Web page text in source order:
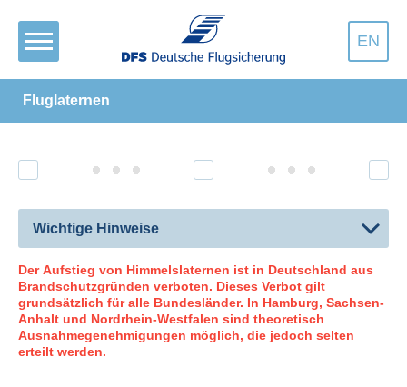
EN
Fluglaternen
Wichtige Hinweise
Der Aufstieg von Himmelslaternen ist in Deutschland aus
Brandschutzgründen verboten. Dieses Verbot gilt
grundsätzlich für alle Bundesländer. In Hamburg, Sachsen-
Anhalt und Nordrhein-Westfalen sind theoretisch
Ausnahmegenehmigungen möglich, die jedoch selten
erteilt werden.